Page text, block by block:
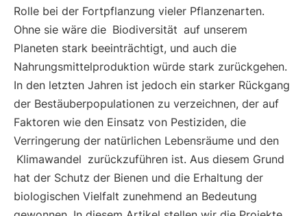
Rolle bei der Fortpflanzung vieler Pflanzenarten.
Ohne sie wäre die Biodiversität auf unserem
Planeten stark beeinträchtigt, und auch die
Nahrungsmittelproduktion würde stark zurückgehen.
In den letzten Jahren ist jedoch ein starker Rückgang
der Bestäuberpopulationen zu verzeichnen, der auf
Faktoren wie den Einsatz von Pestiziden, die
Verringerung der natürlichen Lebensräume und den
Klimawandel zurückzuführen ist. Aus diesem Grund
hat der Schutz der Bienen und die Erhaltung der
biologischen Vielfalt zunehmend an Bedeutung